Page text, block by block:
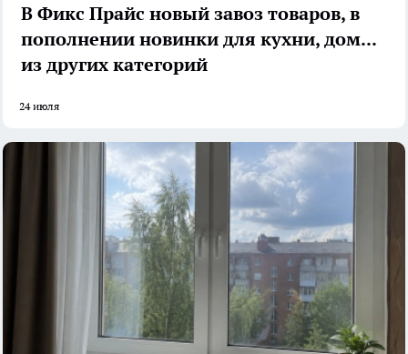
В Фикс Прайс новый завоз товаров, в
пополнении новинки для кухни, дома и
из других категорий
24 июля